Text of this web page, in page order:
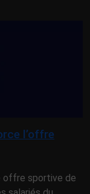
l’offre
offre sportive de